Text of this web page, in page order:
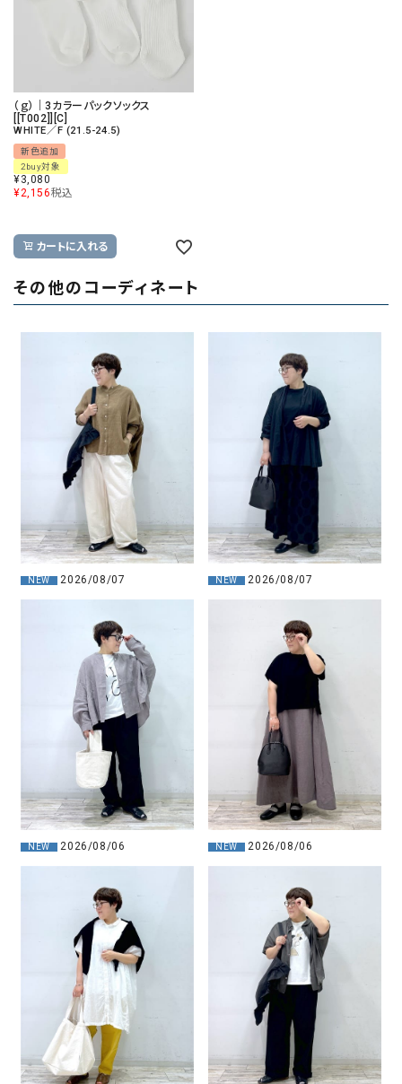
（ｇ）｜3カラーパックソックス
[[T002]][C]
WHITE／F (21.5-24.5)
新色追加
2buy対象
¥3,080
¥2,156税込
カートに入れる
その他のコーディネート
NEW 2026/08/07 NEW 2026/08/07
NEW 2026/08/06 NEW 2026/08/06